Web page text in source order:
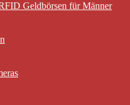
Geldbörsen für Männer